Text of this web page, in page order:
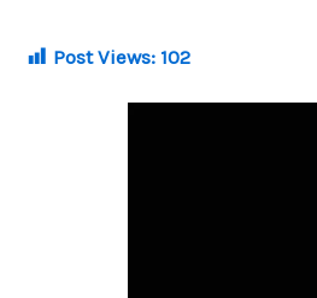
Post Views: 102